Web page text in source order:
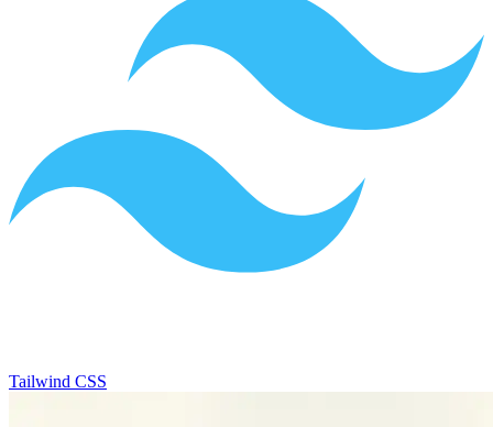
Tailwind CSS